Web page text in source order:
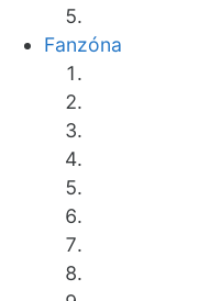
Fanzóna